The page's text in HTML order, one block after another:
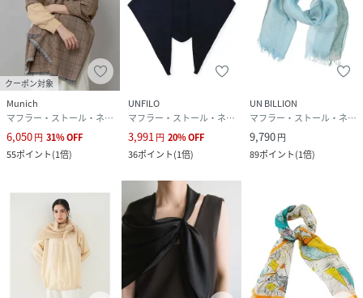
性別タイプ レディース
原産国
素材
サイズ
品番
PV6055_RDZ5052216A0001
クーポン対象
Munich
マフラー・ストール・ネックウォーマー
6,050円 31%OFF
55ポイント(1倍)
UNFILO
マフラー・ストール・ネックウォーマー
3,991 円 20%OFF
36ポイント(1倍)
UN BILLION
マフラー・ストール・ネックウォーマー
9,790円
89ポイント(1倍)